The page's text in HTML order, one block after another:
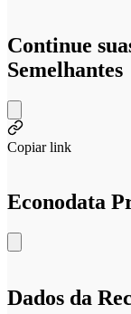
Continue
Semelhantes
Copiar link
Econodata
Dados da